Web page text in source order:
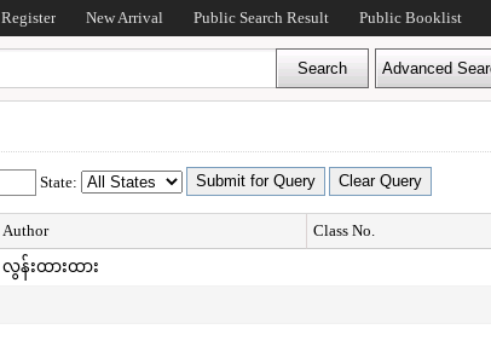
Register New Arrival Public Search Result Public Booklist
State:
Author Class No.
လွန်းထားထား